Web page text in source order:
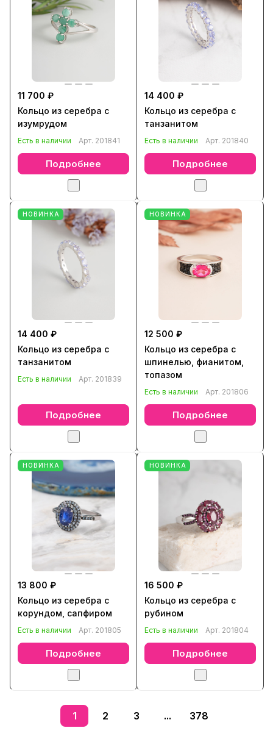
11 700 ₽
Кольцо из серебра с
изумрудом
Есть в наличии Арт. 201841
Подробнее
14 400 ₽
Кольцо из серебра с
танзанитом
Есть в наличии Арт. 201840
Подробнее
НОВИНКА
14 400 ₽
Кольцо из серебра с
танзанитом
Есть в наличии Арт. 201839
Подробнее
НОВИНКА
12 500 ₽
Кольцо из серебра с
шпинелью, фианитом,
топазом
Есть в наличии Арт. 201806
Подробнее
НОВИНКА
13 800 ₽
Кольцо из серебра с
корундом, сапфиром
Есть в наличии Арт. 201805
Подробнее
НОВИНКА
16 500 ₽
Кольцо из серебра с
рубином
Есть в наличии Арт. 201804
Подробнее
1 2 3 ... 378